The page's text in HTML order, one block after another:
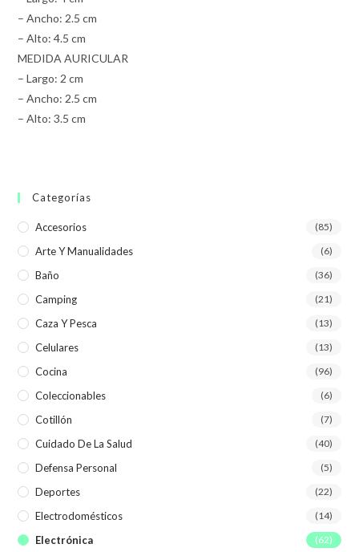
– Ancho: 2.5 cm
– Alto: 4.5 cm
MEDIDA AURICULAR
– Largo: 2 cm
– Ancho: 2.5 cm
– Alto: 3.5 cm
Categorías
Accesorios (85)
Arte Y Manualidades (6)
Baño (36)
Camping (21)
Caza Y Pesca (13)
Celulares (13)
Cocina (96)
Coleccionables (6)
Cotillón (7)
Cuidado De La Salud (40)
Defensa Personal (5)
Deportes (22)
Electrodomésticos (14)
Electrónica (62)